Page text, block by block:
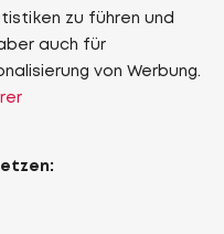
zu führen und
auch für
von Werbung.